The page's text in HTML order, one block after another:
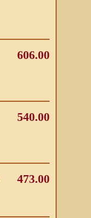
606.00
540.00
473.00